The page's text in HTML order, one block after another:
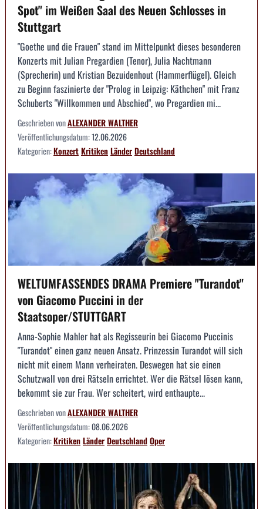
Spot" im Weißen Saal des Neuen Schlosses in
Stuttgart
"Goethe und die Frauen" stand im Mittelpunkt dieses besonderen
Konzerts mit Julian Pregardien (Tenor), Julia Nachtmann
(Sprecherin) und Kristian Bezuidenhout (Hammerflügel). Gleich
zu Beginn faszinierte der "Prolog in Leipzig: Käthchen" mit Franz
Schuberts "Willkommen und Abschied", wo Pregardien mi...
Geschrieben vonALEXANDER WALTHER
Veröffentlichungsdatum:12.06.2026
Kategorien:KonzertKritikenLänderDeutschland
WELTUMFASSENDES DRAMA Premiere "Turandot"
von Giacomo Puccini in der
Staatsoper/STUTTGART
Anna-Sophie Mahler hat als Regisseurin bei Giacomo Puccinis
"Turandot" einen ganz neuen Ansatz. Prinzessin Turandot will sich
nicht mit einem Mann verheiraten. Deswegen hat sie einen
Schutzwall von drei Rätseln errichtet. Wer die Rätsel lösen kann,
bekommt sie zur Frau. Wer scheitert, wird enthaupte...
Geschrieben vonALEXANDER WALTHER
Veröffentlichungsdatum:08.06.2026
Kategorien:KritikenLänderDeutschlandOper